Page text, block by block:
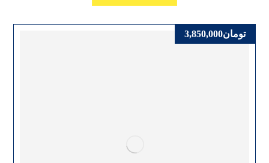
تومان3,850,000